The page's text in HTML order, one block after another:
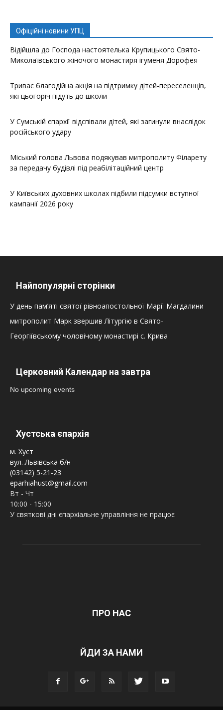
Офіційні новини УПЦ
Відійшла до Господа настоятелька Крупицького Свято-
Миколаївського жіночого монастиря ігуменя Дорофея
Триває благодійна акція на підтримку дітей-переселенців,
які цьогоріч підуть до школи
У Сумській єпархії відспівали дітей, які загинули внаслідок
російського удару
Міський голова Львова подякував митрополиту Філарету
за передачу будівлі під реабілітаційний центр
У Київських духовних школах підбили підсумки вступної
кампанії 2026 року
Найпопулярні сторінки
У день пам’яті святої рівноапостольної Марії Магдалини
митрополит Марк звершив Літургію в Свято-
Георгіївському чоловічому монастирі с. Крива
Церковний Календар на завтра
No upcoming events
Хустська єпархія
м. Хуст
вул. Львівська б/н
(03142) 5-21-23
eparhiahust@gmail.com
Вт - Чт
10:00 - 15:00
У святкові дні єпархіальне управління не працює
ПРО НАС
ЙДИ ЗА НАМИ